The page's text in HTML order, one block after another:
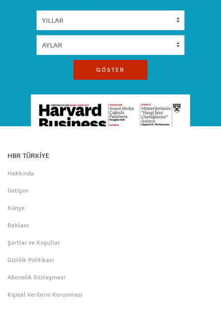
GÖSTER
HBR TÜRKİYE
Hakkında
İletişim
Künye
Reklam
Şartlar ve Koşullar
Gizlilik Politikası
Abonelik Sözleşmesi
Kişisel Verilerin Korunması